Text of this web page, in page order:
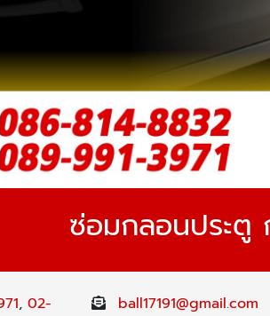
ซ่อมกลอนประตู
, 02-
ball17191@gmail.com